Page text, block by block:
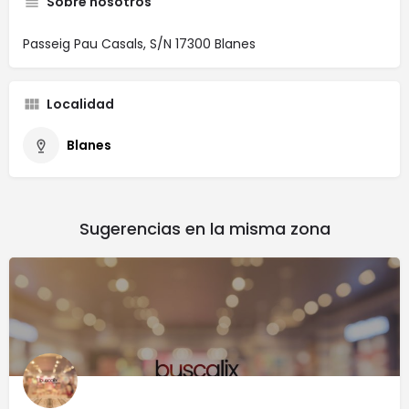
Passeig Pau Casals, S/N 17300 Blanes
Localidad
Blanes
Sugerencias en la misma zona